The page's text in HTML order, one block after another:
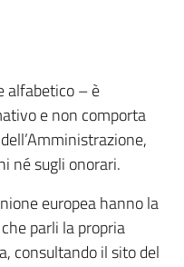
alfabetico – è
e non comporta
né sugli onorari.
europea hanno la
parli la propria
consultando il sito del